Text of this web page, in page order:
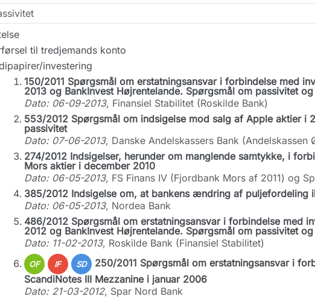
til tredjemands konto
investering
150/2011 Spørgsmål om erstatningsansvar i forbindelse med
2013 og BankInvest Højrentelande. Spørgsmål om passivitet
Dato: 06-09-2013, Finansiel Stabilitet (Roskilde Bank)
553/2012 Spørgsmål om indsigelse mod salg af Apple aktier i
passivitet
Dato: 07-06-2013, Danske Andelskassers Bank (Andelskassen
274/2012 Indsigelser, herunder om manglende samtykke, i
Mors aktier i december 2010
Dato: 06-05-2013, FS Finans IV (Fjordbank Mors af 2011) og
385/2012 Indsigelse om, at bankens ændring af puljefordeling
Dato: 06-05-2013, Nordea Bank
486/2012 Spørgsmål om erstatningsansvar i forbindelse med
2012 og BankInvest Højrentelande. Spørgsmål om passivitet
Dato: 11-02-2013, Roskilde Bank (Finansiel Stabilitet)
OF IF SD
250/2011 Spørgsmål om erstatningsansvar i
ScandiNotes III Mezzanine i januar 2006
Dato: 21-03-2012, Spar Nord Bank